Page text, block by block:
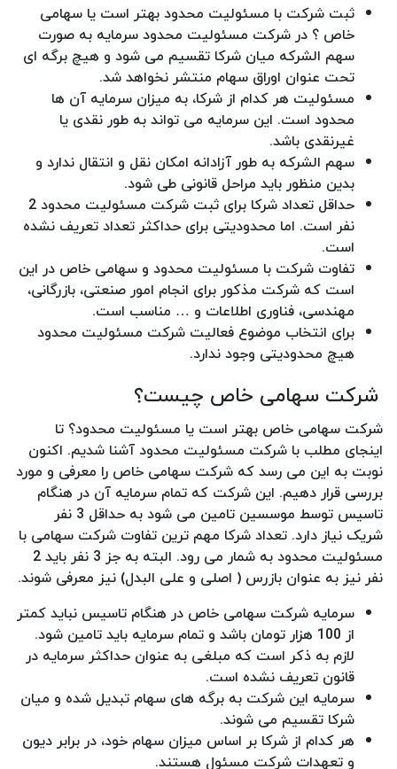
ثبت شرکت با مسئولیت محدود بهتر است یا سهامی
خاص ؟ در شرکت مسئولیت محدود سرمایه به صورت
سهم الشرکه میان شرکا تقسیم می شود و هیچ برگه ای
تحت عنوان اوراق سهام منتشر نخواهد شد.
مسئولیت هر کدام از شرکا، به میزان سرمایه آن ها
محدود است. این سرمایه می تواند به طور نقدی یا
غیرنقدی باشد.
سهم الشرکه به طور آزادانه امکان نقل و انتقال ندارد و
بدین منظور باید مراحل قانونی طی شود.
حداقل تعداد شرکا برای ثبت شرکت مسئولیت محدود 2
نفر است. اما محدودیتی برای حداکثر تعداد تعریف نشده
است.
تفاوت شرکت با مسئولیت محدود و سهامی خاص در این
است که شرکت مذکور برای انجام امور صنعتی، بازرگانی،
مهندسی، فناوری اطلاعات و … مناسب است.
برای انتخاب موضوع فعالیت شرکت مسئولیت محدود
هیچ محدودیتی وجود ندارد.
شرکت سهامی خاص چیست؟
شرکت سهامی خاص بهتر است یا مسئولیت محدود؟ تا
اینجای مطلب با شرکت مسئولیت محدود آشنا شدیم. اکنون
نوبت به این می رسد که شرکت سهامی خاص را معرفی و مورد
بررسی قرار دهیم. این شرکت که تمام سرمایه آن در هنگام
تاسیس توسط موسسین تامین می شود به حداقل 3 نفر
شریک نیاز دارد. تعداد شرکا مهم ترین تفاوت شرکت سهامی با
مسئولیت محدود به شمار می رود. البته به جز 3 نفر باید 2
نفر نیز به عنوان بازرس ( اصلی و علی البدل) نیز معرفی شوند.
سرمایه شرکت سهامی خاص در هنگام تاسیس نباید کمتر
از 100 هزار تومان باشد و تمام سرمایه باید تامین شود.
لازم به ذکر است که مبلغی به عنوان حداکثر سرمایه در
قانون تعریف نشده است.
سرمایه این شرکت به برگه های سهام تبدیل شده و میان
شرکا تقسیم می شوند.
هر کدام از شرکا بر اساس میزان سهام خود، در برابر دیون
و تعهدات شرکت مسئول هستند.